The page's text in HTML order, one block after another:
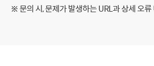
※ 문의 시, 문제가 발생하는 URL과 상세 오